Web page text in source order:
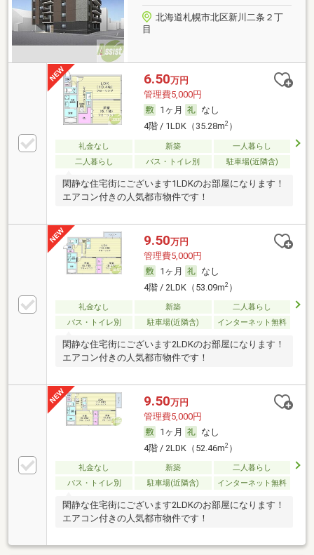
北海道札幌市北区新川二条２丁
目
6.50万円
管理費5,000円
1ヶ月
なし
4階 / 1LDK（35.28m2）
礼金なし 新築
一人暮らし
二人暮らし
バス・トイレ別 駐車場(近隣含)
閑静な住宅街にございます1LDKのお部屋になります！
エアコン付きの人気都市物件です！
9.50万円
管理費5,000円
1ヶ月
なし
4階 / 2LDK（53.09m2）
礼金なし 新築
二人暮らし
バス・トイレ別
駐車場(近隣含) インターネット無料
閑静な住宅街にございます2LDKのお部屋になります！
エアコン付きの人気都市物件です！
9.50万円
管理費5,000円
1ヶ月
なし
4階 / 2LDK（52.46m2）
礼金なし 新築
二人暮らし
バス・トイレ別
駐車場(近隣含) インターネット無料
閑静な住宅街にございます2LDKのお部屋になります！
エアコン付きの人気都市物件です！